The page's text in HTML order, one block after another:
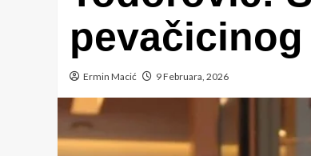
Ermin Macić 9 Februara, 2026